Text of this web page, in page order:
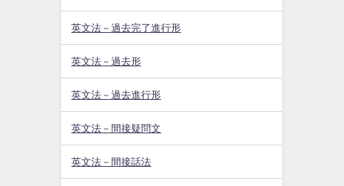
英文法－過去完了進行形
英文法－過去形
英文法－過去進行形
英文法－間接疑問文
英文法－間接話法